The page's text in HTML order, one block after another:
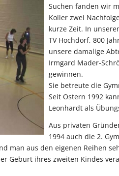
Suchen fanden wir
Koller zwei
kurze Zeit. In
TV Hochdorf, 800
unsere damalige
Irmgard Mader-
gewinnen.
Sie betreute die
Seit Ostern 1992
Leonhardt als
Aus privaten
1994 auch die 2.
man aus den eigenen Reihen
Geburt ihres zweiten Kindes